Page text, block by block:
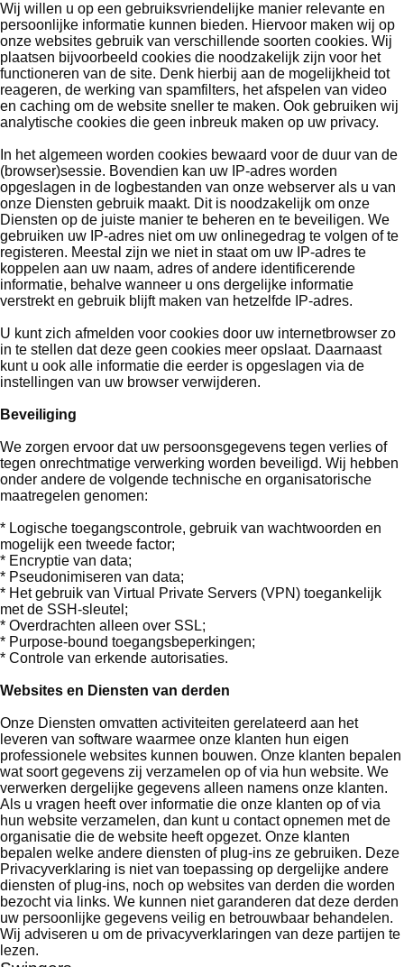
Wij willen u op een gebruiksvriendelijke manier relevante en
persoonlijke informatie kunnen bieden. Hiervoor maken wij op
onze websites gebruik van verschillende soorten cookies. Wij
plaatsen bijvoorbeeld cookies die noodzakelijk zijn voor het
functioneren van de site. Denk hierbij aan de mogelijkheid tot
reageren, de werking van spamfilters, het afspelen van video
en caching om de website sneller te maken. Ook gebruiken wij
analytische cookies die geen inbreuk maken op uw privacy.
In het algemeen worden cookies bewaard voor de duur van de
(browser)sessie. Bovendien kan uw IP-adres worden
opgeslagen in de logbestanden van onze webserver als u van
onze Diensten gebruik maakt. Dit is noodzakelijk om onze
Diensten op de juiste manier te beheren en te beveiligen. We
gebruiken uw IP-adres niet om uw onlinegedrag te volgen of te
registeren. Meestal zijn we niet in staat om uw IP-adres te
koppelen aan uw naam, adres of andere identificerende
informatie, behalve wanneer u ons dergelijke informatie
verstrekt en gebruik blijft maken van hetzelfde IP-adres.
U kunt zich afmelden voor cookies door uw internetbrowser zo
in te stellen dat deze geen cookies meer opslaat. Daarnaast
kunt u ook alle informatie die eerder is opgeslagen via de
instellingen van uw browser verwijderen.
Beveiliging
We zorgen ervoor dat uw persoonsgegevens tegen verlies of
tegen onrechtmatige verwerking worden beveiligd. Wij hebben
onder andere de volgende technische en organisatorische
maatregelen genomen:
* Logische toegangscontrole, gebruik van wachtwoorden en
mogelijk een tweede factor;
* Encryptie van data;
* Pseudonimiseren van data;
* Het gebruik van Virtual Private Servers (VPN) toegankelijk
met de SSH-sleutel;
* Overdrachten alleen over SSL;
* Purpose-bound toegangsbeperkingen;
* Controle van erkende autorisaties.
Websites en Diensten van derden
Onze Diensten omvatten activiteiten gerelateerd aan het
leveren van software waarmee onze klanten hun eigen
professionele websites kunnen bouwen. Onze klanten bepalen
wat soort gegevens zij verzamelen op of via hun website. We
verwerken dergelijke gegevens alleen namens onze klanten.
Als u vragen heeft over informatie die onze klanten op of via
hun website verzamelen, dan kunt u contact opnemen met de
organisatie die de website heeft opgezet. Onze klanten
bepalen welke andere diensten of plug-ins ze gebruiken. Deze
Privacyverklaring is niet van toepassing op dergelijke andere
diensten of plug-ins, noch op websites van derden die worden
bezocht via links. We kunnen niet garanderen dat deze derden
uw persoonlijke gegevens veilig en betrouwbaar behandelen.
Wij adviseren u om de privacyverklaringen van deze partijen te
lezen.